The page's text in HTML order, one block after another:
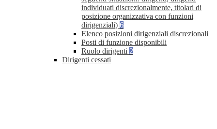
individuati discrezionalmente, titolari di
posizione organizzativa con funzioni
dirigenziali) 6
Elenco posizioni dirigenziali discrezionali
Posti di funzione disponibili
Ruolo dirigenti 2
Dirigenti cessati